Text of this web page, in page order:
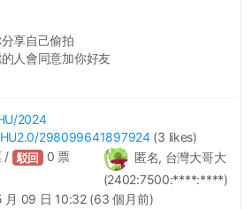
享自己偷拍
人會同意加你好友
/2024
/298099641897924 (3 likes)
匿名, 台灣大哥大
(2402:7500:****:****)
/ 駁回 0 票
月 09 日 10:32 (63 個月前)